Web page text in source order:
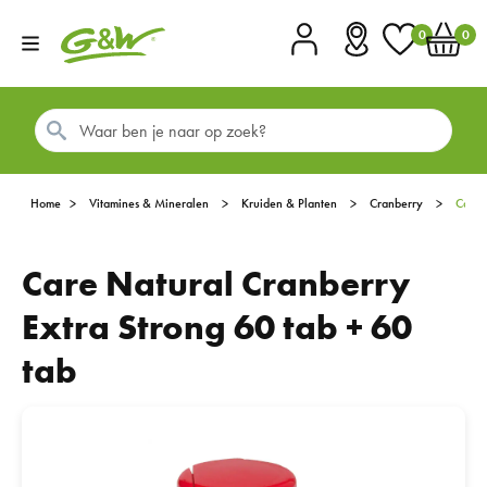
0 0
Home Vitamines & Mineralen Kruiden & Planten Cranberry
Care Natural Cranberry
Extra Strong 60 tab + 60
tab